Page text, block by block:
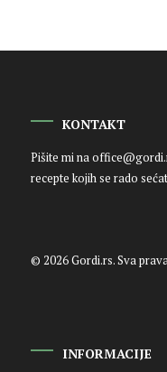
KONTAKT
Pišite mi na
recepte kojih se rado
© 2026 Gordi.rs. Sva
INFORMACIJE